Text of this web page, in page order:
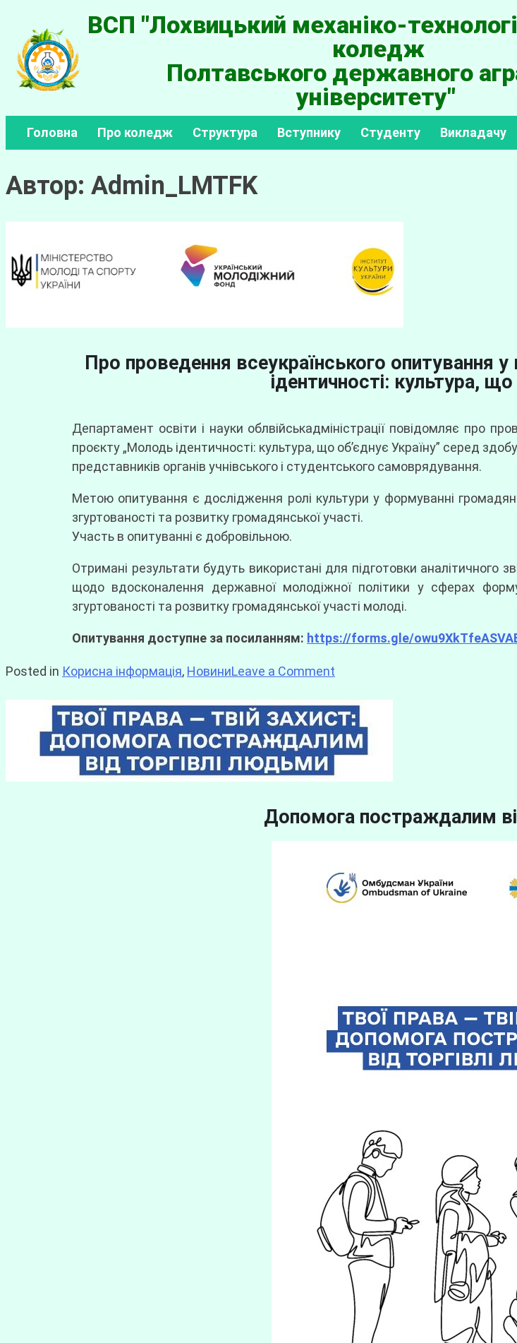
ВСП "Лохвицький механіко-
коледж
Полтавського державного
університету"
Головна Про коледж Структура Вступнику Студенту Викладачу
Автор: Admin_LMTFK
Про проведення всеукраїнського
ідентичності: культура, що
Департамент освіти і науки облвійськадміністрації повідомляє про
проєкту „Молодь ідентичності: культура, що об’єднує Україну” серед
представників органів учнівського і студентського самоврядування.
Метою опитування є дослідження ролі культури у формуванні
згуртованості та розвитку громадянської участі.
Участь в опитуванні є добровільною.
Отримані результати будуть використані для підготовки аналітичного
щодо вдосконалення державної молодіжної політики у сферах
згуртованості та розвитку громадянської участі молоді.
Опитування доступне за посиланням: https://forms.gle/
Posted in Корисна інформація, НовиниLeave a Comment
Допомога постраждалим